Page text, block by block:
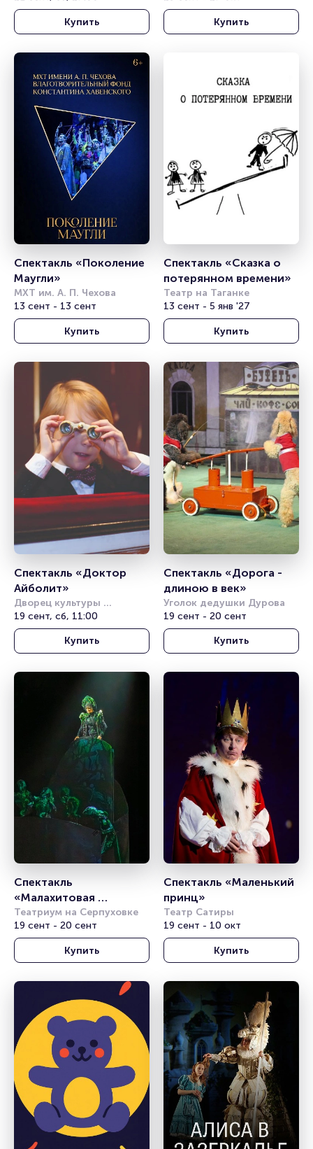
Купить Купить
Спектакль «Поколение
Маугли»
МХТ им. А. П. Чехова
13 сент - 13 сент
Купить
Спектакль «Сказка о
потерянном времени»
Театр на Таганке
13 сент - 5 янв '27
Купить
Спектакль «Доктор
Айболит»
Дворец культуры
железнодорожников
(Новосибирск)
19 сент, сб, 11:00
Купить
Спектакль «Дорога -
длиною в век»
Уголок дедушки Дурова
19 сент - 20 сент
Купить
Спектакль
«Малахитовая
шкатулка»
Театриум на Серпуховке
19 сент - 20 сент
Купить
Спектакль «Маленький
принц»
Театр Сатиры
19 сент - 10 окт
Купить